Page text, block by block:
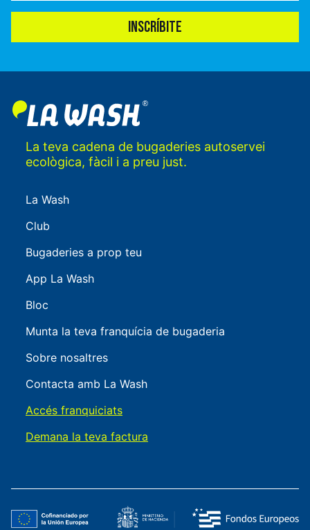
INSCRÍBITE
La teva cadena de bugaderies autoservei
ecològica, fàcil i a preu just.
La Wash
Club
Bugaderies a prop teu
App La Wash
Bloc
Munta la teva franquícia de bugaderia
Sobre nosaltres
Contacta amb La Wash
Accés franquiciats
Demana la teva factura